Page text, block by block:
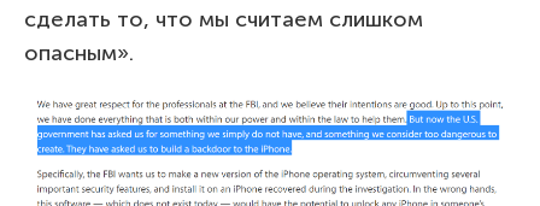
сделать то, что мы считаем слишком
опасным».